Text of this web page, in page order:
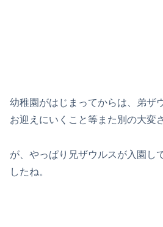
幼稚園がはじまってからは、弟ザ
お迎えにいくこと等また別の大変
が、やっぱり兄ザウルスが入園し
したね。